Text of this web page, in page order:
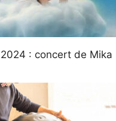
: concert de Mika